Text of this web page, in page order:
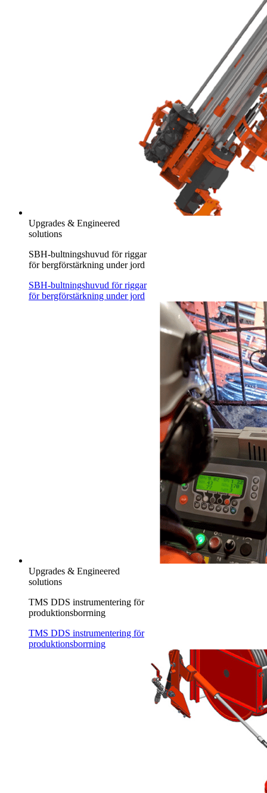
Upgrades & Engineered
solutions
SBH-bultningshuvud för riggar
för bergförstärkning under jord
SBH-bultningshuvud för riggar
för bergförstärkning under jord
Upgrades & Engineered
solutions
TMS DDS instrumentering för
produktionsborrning
TMS DDS instrumentering för
produktionsborrning